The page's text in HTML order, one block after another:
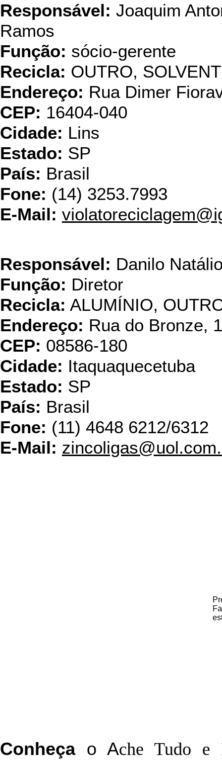
Responsável: Joaquim
Ramos
Função: sócio-gerente
Recicla: OUTRO,
Endereço: Rua Dimer
CEP: 16404-040
Cidade: Lins
Estado: SP
País: Brasil
Fone: (14) 3253.7993
E-Mail:
Responsável: Danilo
Função: Diretor
Recicla: ALUMÍNIO,
Endereço: Rua do Bronze,
CEP: 08586-180
Cidade: Itaquaquecetuba
Estado: SP
País: Brasil
Fone: (11) 4648 6212/6312
E-Mail:
Conheçao Ache Tudo e